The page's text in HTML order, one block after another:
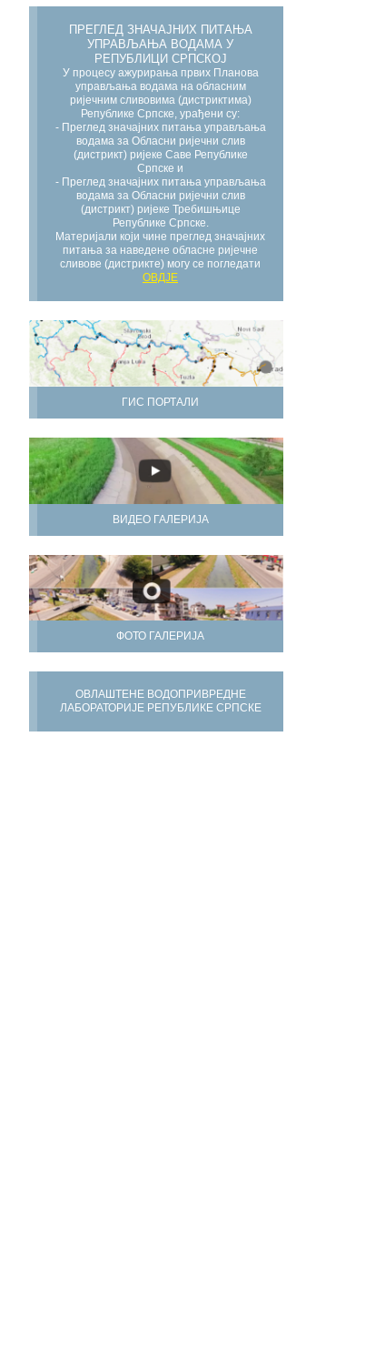
ПРЕГЛЕД ЗНАЧАЈНИХ ПИТАЊА
УПРАВЉАЊА ВОДАМА У
РЕПУБЛИЦИ СРПСКОЈ
У процесу ажурирања првих Планова
управљања водама на обласним
ријечним сливовима (дистриктима)
Републике Српске, урађени су:
- Преглед значајних питања управљања
водама за Обласни ријечни слив
(дистрикт) ријеке Саве Републике
Српске и
- Преглед значајних питања управљања
водама за Обласни ријечни слив
(дистрикт) ријеке Требишњице
Републике Српске.
Материјали који чине преглед значајних
питања за наведене обласне ријечне
сливове (дистрикте) могу се погледати
ОВДЈЕ
ГИС ПОРТАЛИ
ВИДЕО ГАЛЕРИЈА
ФОТО ГАЛЕРИЈА
ОВЛАШТЕНЕ ВОДОПРИВРЕДНЕ
ЛАБОРАТОРИЈЕ РЕПУБЛИКЕ СРПСКЕ